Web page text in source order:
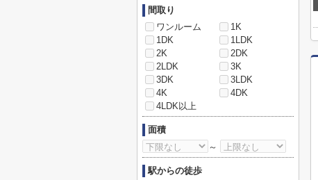
間取り
ワンルーム
1K
1DK
1LDK
2K
2DK
2LDK
3K
3DK
3LDK
4K
4DK
4LDK以上
面積
～
駅からの徒歩